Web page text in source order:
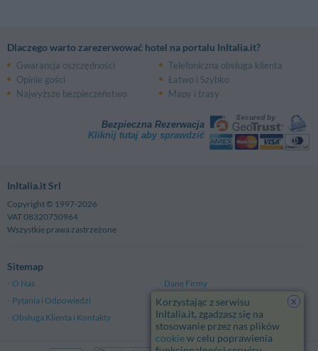
Dlaczego warto zarezerwować hotel na portalu InItalia.it?
Gwarancja oszczędności
Telefoniczna obsługa klienta
Opinie gości
Łatwo i Szybko
Najwyższe bezpieczeństwo
Mapy i trasy
Bezpieczna Rezerwacja
Kliknij tutaj aby sprawdzić
InItalia.it Srl
Copyright © 1997-2026
VAT 08320750964
Wszystkie prawa zastrzeżone
Sitemap
O Nas
Dane Firmy
Pytania i Odpowiedzi
Polityka Prywatności
Obsługa Klienta i Kontakty
Ogólne Warunki Handlowe
x
Korzystając z serwisu
InItalia.it, zgadzasz się na
stosowanie przez nas plików
cookiew celu poprawienia